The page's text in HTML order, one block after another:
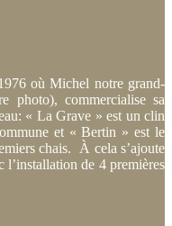
où Michel notre grand-
photo), commercialise sa
« La Grave » est un clin
et « Bertin » est le
chais. À cela s’ajoute
l’installation de 4 premières